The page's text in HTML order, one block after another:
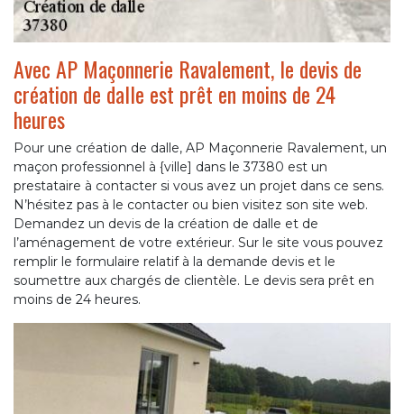
Avec AP Maçonnerie Ravalement, le devis de
création de dalle est prêt en moins de 24
heures
Pour une création de dalle, AP Maçonnerie Ravalement, un
maçon professionnel à {ville] dans le 37380 est un
prestataire à contacter si vous avez un projet dans ce sens.
N’hésitez pas à le contacter ou bien visitez son site web.
Demandez un devis de la création de dalle et de
l’aménagement de votre extérieur. Sur le site vous pouvez
remplir le formulaire relatif à la demande devis et le
soumettre aux chargés de clientèle. Le devis sera prêt en
moins de 24 heures.